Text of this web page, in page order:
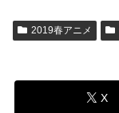
2019春アニメ
X